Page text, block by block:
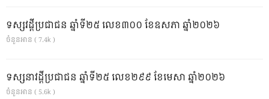
ទស្សវដ្តីប្រជាជន ឆ្នាំទី២៥ លេខ៣០០ ខែឧសភា ឆ្នាំ២០២៦
ចំនួនអាន ( 7.4k )
ទស្សនាវដ្ដីប្រជាជន ឆ្នាំទី២៥ លេខ២៩៩ ខែមេសា ឆ្នាំ២០២៦
ចំនួនអាន ( 5.6k )